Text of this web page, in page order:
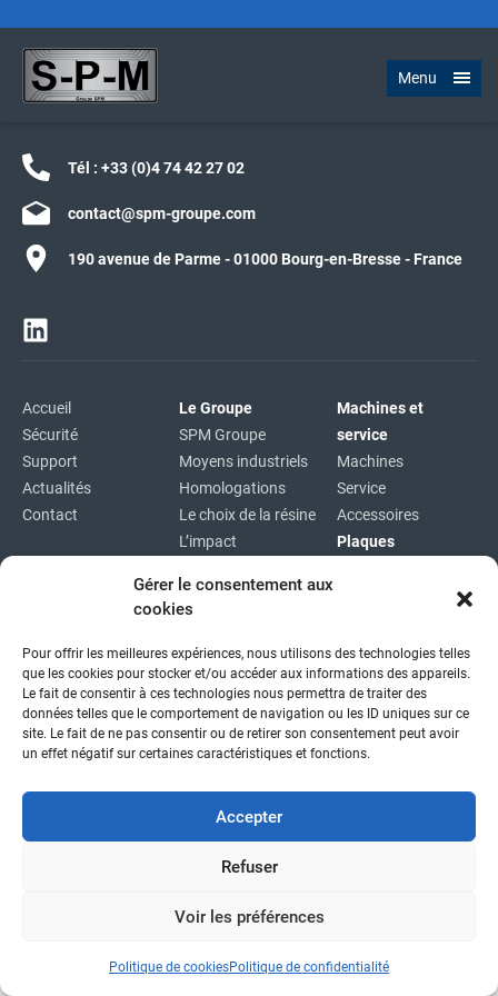
Gérer le consentement aux
cookies
Pour offrir les meilleures expériences, nous utilisons des technologies telles
que les cookies pour stocker et/ou accéder aux informations des appareils.
Le fait de consentir à ces technologies nous permettra de traiter des
données telles que le comportement de navigation ou les ID uniques sur ce
site. Le fait de ne pas consentir ou de retirer son consentement peut avoir
un effet négatif sur certaines caractéristiques et fonctions.
Accepter
Refuser
Voir les préférences
Politique de cookiesPolitique de confidentialité
Menu
Tél : +33 (0)4 74 42 27 02
contact@spm-groupe.com
190 avenue de Parme - 01000 Bourg-en-Bresse - France
Accueil
Sécurité
Support
Actualités
Contact
Le Groupe
SPM Groupe
Moyens industriels
Homologations
Le choix de la résine
L’impact
Machines et
service
Machines
Service
Accessoires
Plaques
Plan du site
Copyright © 2026|Mentions légales|Confidentialité|
fait avec
par l'agence idcom